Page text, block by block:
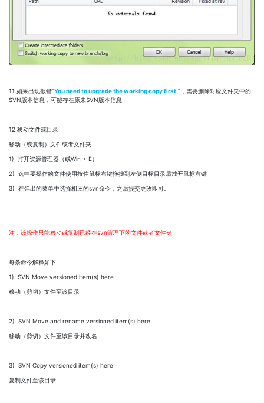
11.如果出现报错“You need to upgrade the working copy first.”，需要删除对应文件夹中的
SVN版本信息，可能存在原来SVN版本信息
12.移动文件或目录
移动（或复制）文件或者文件夹
1) 打开资源管理器（或Win + E）
2) 选中要操作的文件使用按住鼠标右键拖拽到左侧目标目录后放开鼠标右键
3) 在弹出的菜单中选择相应的svn命令，之后提交更改即可。
注：该操作只能移动或复制已经在svn管理下的文件或者文件夹
每条命令解释如下
1) SVN Move versioned item(s) here
移动（剪切）文件至该目录
2) SVN Move and rename versioned item(s) here
移动（剪切）文件至该目录并改名
3) SVN Copy versioned item(s) here
复制文件至该目录